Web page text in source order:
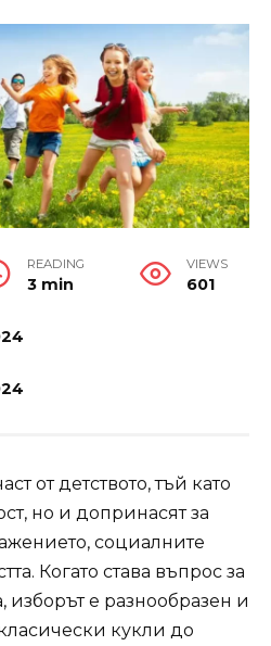
READING
3 min
VIEWS
601
от детството, тъй като
но и допринасят за
социалните
Когато става въпрос за
изборът е разнообразен и
кукли до